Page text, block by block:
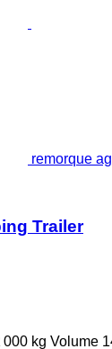
remorque
Trailer
000 kg Volume